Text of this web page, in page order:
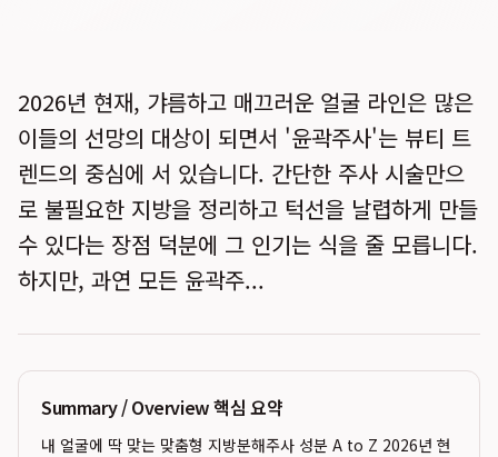
2026년 현재, 갸름하고 매끄러운 얼굴 라인은 많은
이들의 선망의 대상이 되면서 '윤곽주사'는 뷰티 트
렌드의 중심에 서 있습니다. 간단한 주사 시술만으
로 불필요한 지방을 정리하고 턱선을 날렵하게 만들
수 있다는 장점 덕분에 그 인기는 식을 줄 모릅니다.
하지만, 과연 모든 윤곽주...
Summary / Overview 핵심 요약
내 얼굴에 딱 맞는 맞춤형 지방분해주사 성분 A to Z 2026년 현